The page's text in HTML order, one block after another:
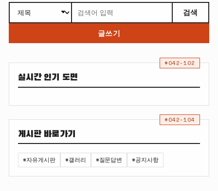
검색
글쓰기
#042-102
실시간 인기 도면
#042-104
게시판 바로가기
#자유게시판 #갤러리 #질문답변 #공지사항